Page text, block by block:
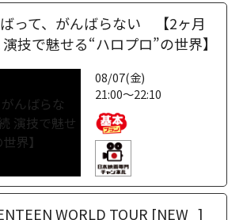
って、がんばらない 【2ヶ月
技で魅せる“ハロプロ”の世界】
08/07(金)
21:00～22:10
WORLD TOUR [NEW_]